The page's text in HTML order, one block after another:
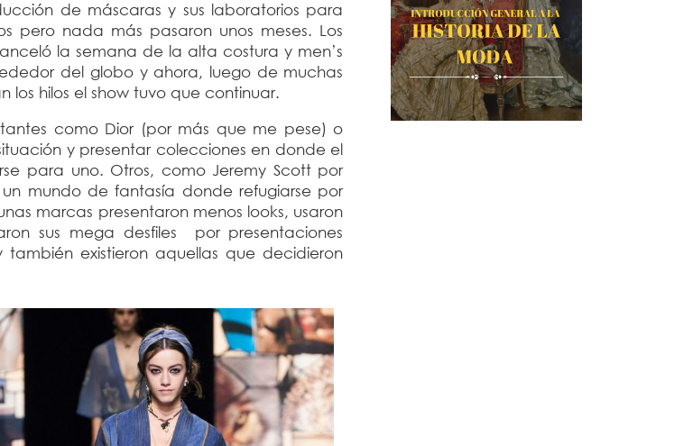
de máscaras y sus laboratorios para
pero nada más pasaron unos meses. Los
la semana de la alta costura y men’s
del globo y ahora, luego de muchas
los hilos el show tuvo que continuar.
como Dior (por más que me pese) o
y presentar colecciones en donde el
para uno. Otros, como Jeremy Scott por
mundo de fantasía donde refugiarse por
marcas presentaron menos looks, usaron
sus mega desfiles por presentaciones
existieron aquellas que decidieron